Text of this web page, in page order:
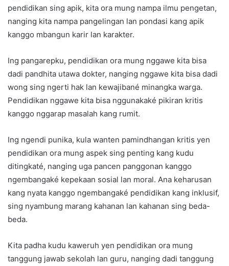
pendidikan sing apik, kita ora mung nampa ilmu pengetan,
nanging kita nampa pangelingan lan pondasi kang apik
kanggo mbangun karir lan karakter.
Ing pangarepku, pendidikan ora mung nggawe kita bisa
dadi pandhita utawa dokter, nanging nggawe kita bisa dadi
wong sing ngerti hak lan kewajibané minangka warga.
Pendidikan nggawe kita bisa nggunakaké pikiran kritis
kanggo nggarap masalah kang rumit.
Ing ngendi punika, kula wanten pamindhangan kritis yen
pendidikan ora mung aspek sing penting kang kudu
ditingkaté, nanging uga pancen panggonan kanggo
ngembangaké kepekaan sosial lan moral. Ana keharusan
kang nyata kanggo ngembangaké pendidikan kang inklusif,
sing nyambung marang kahanan lan kahanan sing beda-
beda.
Kita padha kudu kaweruh yen pendidikan ora mung
tanggung jawab sekolah lan guru, nanging dadi tanggung